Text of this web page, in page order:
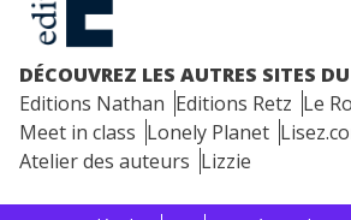
DÉCOUVREZ LES AUTRES SITES
Editions Nathan Editions Retz Le
Meet in class Lonely Planet
Atelier des auteurs Lizzie